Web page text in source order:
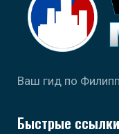
Ваш гид по
Быстрые ссылки